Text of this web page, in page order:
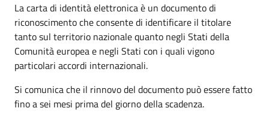
La carta di identità elettronica è un documento di
riconoscimento che consente di identificare il titolare
tanto sul territorio nazionale quanto negli Stati della
Comunità europea e negli Stati con i quali vigono
particolari accordi internazionali.
Si comunica che il rinnovo del documento può essere fatto
fino a sei mesi prima del giorno della scadenza.